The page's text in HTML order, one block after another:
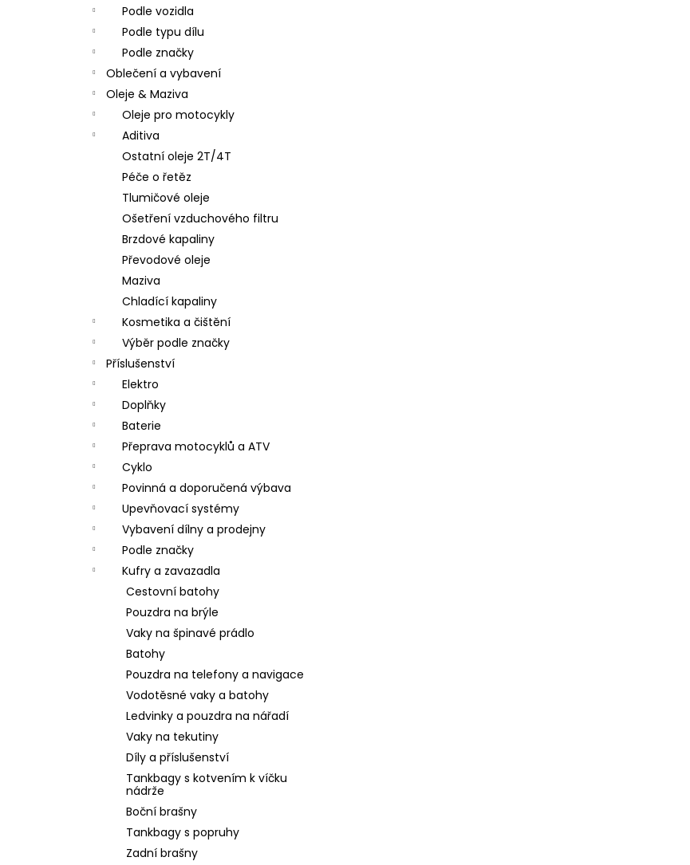
Podle vozidla
Podle typu dílu
Podle značky
Oblečení a vybavení
Oleje & Maziva
Oleje pro motocykly
Aditiva
Ostatní oleje 2T/4T
Péče o řetěz
Tlumičové oleje
Ošetření vzduchového filtru
Brzdové kapaliny
Převodové oleje
Maziva
Chladící kapaliny
Kosmetika a čištění
Výběr podle značky
Příslušenství
Elektro
Doplňky
Baterie
Přeprava motocyklů a ATV
Cyklo
Povinná a doporučená výbava
Upevňovací systémy
Vybavení dílny a prodejny
Podle značky
Kufry a zavazadla
Cestovní batohy
Pouzdra na brýle
Vaky na špinavé prádlo
Batohy
Pouzdra na telefony a navigace
Vodotěsné vaky a batohy
Ledvinky a pouzdra na nářadí
Vaky na tekutiny
Díly a příslušenství
Tankbagy s kotvením k víčku
nádrže
Boční brašny
Tankbagy s popruhy
Zadní brašny